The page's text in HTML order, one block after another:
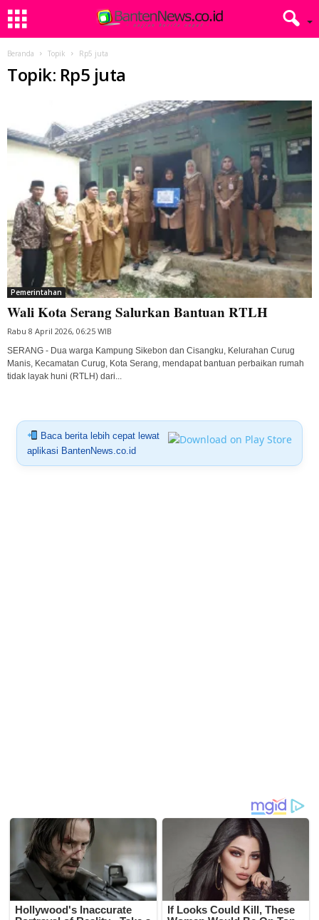
Beranda Topik Rp5 juta
Topik: Rp5 juta
Pemerintahan
Wali Kota Serang Salurkan Bantuan RTLH
Rabu 8 April 2026, 06:25 WIB
SERANG - Dua warga Kampung Sikebon dan Cisangku, Kelurahan Curug
Manis, Kecamatan Curug, Kota Serang, mendapat bantuan perbaikan rumah
tidak layak huni (RTLH) dari...
Baca berita lebih cepat lewat
aplikasi BantenNews.co.id